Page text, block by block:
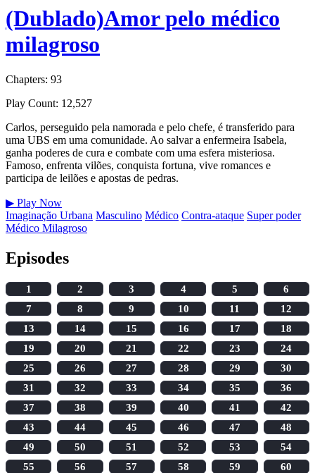
(Dublado)Amor pelo médico
milagroso
Chapters: 93
Play Count: 12,527
Carlos, perseguido pela namorada e pelo chefe, é transferido para
uma UBS em uma comunidade. Ao salvar a enfermeira Isabela,
ganha poderes de cura e combate com uma esfera misteriosa.
Famoso, enfrenta vilões, conquista fortuna, vive romances e
participa de leilões e apostas de pedras.
▶ Play Now
Imaginação Urbana Masculino Médico Contra-ataque Super poder
Médico Milagroso
Episodes
1 2 3 4 5
6
7
8 9 10 11
12
13
14 15 16 17
18
19
20 21 22 23
24
25
26 27 28 29
30
31
32 33 34 35
36
37
38 39 40 41
42
43
44 45 46 47
48
49
50 51 52 53
54
55
56 57 58 59
60